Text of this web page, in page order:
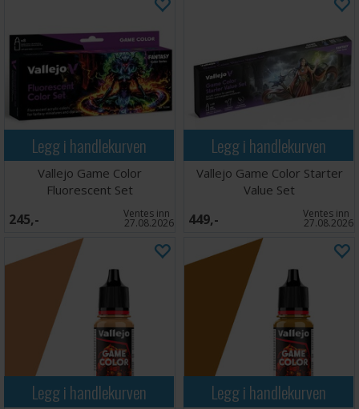
Legg i handlekurven
Vallejo Game Color
Fluorescent Set
245,- Ventes inn
27.08.2026
Legg i handlekurven
Vallejo Game Color Starter
Value Set
449,- Ventes inn
27.08.2026
Legg i handlekurven Legg i handlekurven